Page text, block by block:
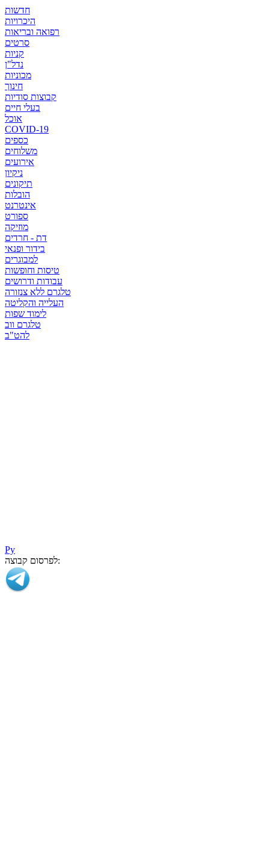
חדשות
היכרויות
רפואה ובריאות
סרטים
קניות
נדל"ן
מכוניות
חינוך
קבוצות סודיות
בעלי חיים
אוכל
COVID-19
כספים
משלוחים
אירועים
ניקיון
תיקונים
הובלות
אינטרנט
ספורט
מוזיקה
דת - חרדים
בידור ופנאי
למבוגרים
טיסות וחופשות
עבודות ודרושים
טלגרם ללא צנזורה
העלייה והקליטה
לימוד שפות
טלגרם ווב
להט"ב
Ру
לפרסום קבוצה: